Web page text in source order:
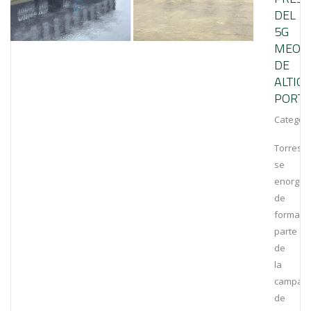
DEL
5G
MEO
DE
ALTICE
Torrestir
se
de
formar
parte
de
la
de